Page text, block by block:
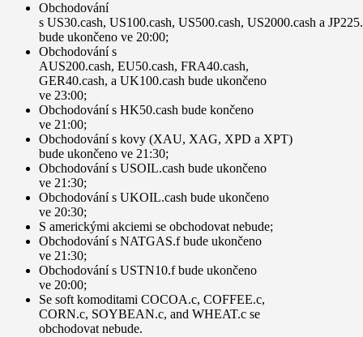
Obchodování
s US30.cash, US100.cash, US500.cash, US2000.cash a
bude ukončeno ve 20:00;
Obchodování s
AUS200.cash, EU50.cash, FRA40.cash,
GER40.cash, a UK100.cash bude ukončeno
ve 23:00;
Obchodování s HK50.cash bude končeno
ve 21:00;
Obchodování s kovy (XAU, XAG, XPD a XPT)
bude ukončeno ve 21:30;
Obchodování s USOIL.cash bude ukončeno
ve 21:30;
Obchodování s UKOIL.cash bude ukončeno
ve 20:30;
S americkými akciemi se obchodovat nebude;
Obchodování s NATGAS.fbude ukončeno
ve 21:30;
Obchodování s USTN10.fbude ukončeno
ve 20:00;
Se soft komoditami COCOA.c, COFFEE.c,
CORN.c, SOYBEAN.c, and WHEAT.c se
obchodovat nebude.